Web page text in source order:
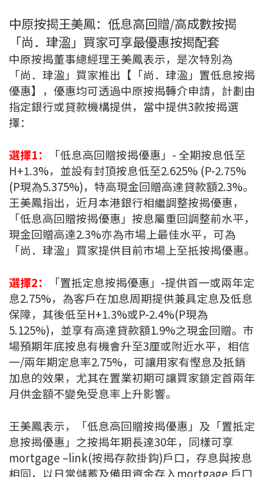
按揭百科
實時銀行資訊
裝修·保險優惠
免費裝修轉介服務
火險、家居、寵物保險
保險資訊專欄
聯絡我們
聯絡方法
網上申請按揭轉介
條款及細則
私隱政策
简
本網頁所提供資料僅作參考用途。
本網站採用無障礙網頁設計，如有任何問題，可查詢：
2889 2886 / cmb@mail.centanet.com
中原地產 網上搵樓 |
中原工商舖
© 2026 中原按揭經紀有限公司 Centaline Mortgage Broker Limited 版權所有
中原按揭王美鳳：低息高回贈/高成數按揭
「尚．珒溋」買家可享最優惠按揭配套
中原按揭董事總經理王美鳳表示，是次特別為
「尚．珒溋」買家推出【「尚．珒溋」置低息按揭
優惠】，優惠均可透過中原按揭轉介申請，計劃由
指定銀行或貸款機構提供，當中提供3款按揭選
擇：
選擇1：
「低息高回贈按揭優惠」- 全期按息低至
H+1.3%，並設有封頂按息低至2.625% (P-2.75%
(P現為5.375%)，特高現金回贈高達貸款額2.3%。
王美鳳指出，近月本港銀行相繼調整按揭優惠，
「低息高回贈按揭優惠」按息屬重回調整前水平，
現金回贈高達2.3%亦為巿場上最佳水平，可為
「尚．珒溋」買家提供目前市場上至抵按揭優惠。
選擇2：
「置抵定息按揭優惠」-提供首一或兩年定
息2.75%，為客戶在加息周期提供兼具定息及低息
保障，其後低至H+1.3%或P-2.4%(P現為
5.125%)，並享有高達貸款額1.9%之現金回贈。巿
場預期年底按息有機會升至3厘或附近水平，相信
一/兩年期定息率2.75%，可讓用家有慳息及抵銷
加息的效果，尤其在置業初期可讓買家鎖定首兩年
月供金額不變免受息率上升影響。
王美鳳表示，「低息高回贈按揭優惠」及「置抵定
息按揭優惠」之按揭年期長達30年，同樣可享
mortgage –link(按揭存款掛鈎)戶口，存息與按息
相同，以日常儲蓄及備用資金存入mortgage 戶口